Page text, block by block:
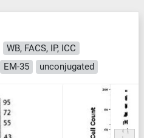
WB, FACS, IP, ICC
EM-35 unconjugated